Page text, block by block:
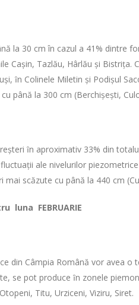
la 30 cm în cazul a 41% dintre
Caşin, Tazlău, Hârlău şi Bistriţa.
ȋn Colinele Miletin şi Podişul
până la 300 cm (Berchişeşti,
ȋn aproximativ 33% din
ale nivelurilor
scăzute cu până la 440 cm
luna FEBRUARIE
din Câmpia Română vor avea
se pot produce ȋn zonele
Titu, Urziceni, Viziru, Siret.